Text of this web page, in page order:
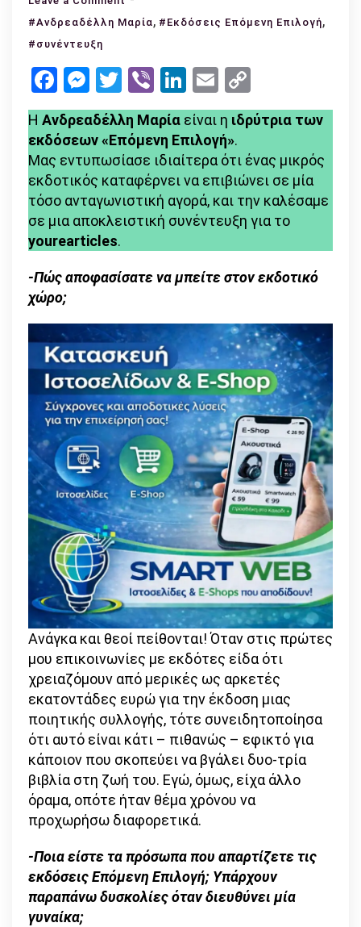
Ανδρεαδέλλη
Η
των
εκδόσεων
Επόμενη
Επιλογή
#Ανδρεαδέλλη Μαρία, #Εκδόσεις Επόμενη Επιλογή,
#συνέντευξη
Facebook
Messenger
Twitter
ViberLinkedIn
Email
Link
Η Ανδρεαδέλλη Μαρία είναι η ιδρύτρια των
εκδόσεων «Επόμενη Επιλογή».
Μας εντυπωσίασε ιδιαίτερα ότι ένας μικρός
εκδοτικός καταφέρνει να επιβιώνει σε μία
τόσο ανταγωνιστική αγορά, και την καλέσαμε
σε μια αποκλειστική συνέντευξη για το
yourearticles.
-Πώς αποφασίσατε να μπείτε στον εκδοτικό
χώρο;
Ανάγκα και θεοί πείθονται! Όταν στις πρώτες
μου επικοινωνίες με εκδότες είδα ότι
χρειαζόμουν από μερικές ως αρκετές
εκατοντάδες ευρώ για την έκδοση μιας
ποιητικής συλλογής, τότε συνειδητοποίησα
ότι αυτό είναι κάτι – πιθανώς – εφικτό για
κάποιον που σκοπεύει να βγάλει δυο-τρία
βιβλία στη ζωή του. Εγώ, όμως, είχα άλλο
όραμα, οπότε ήταν θέμα χρόνου να
προχωρήσω διαφορετικά.
-Ποια είστε τα πρόσωπα που απαρτίζετε τις
εκδόσεις Επόμενη Επιλογή; Υπάρχουν
παραπάνω δυσκολίες όταν διευθύνει μία
γυναίκα;